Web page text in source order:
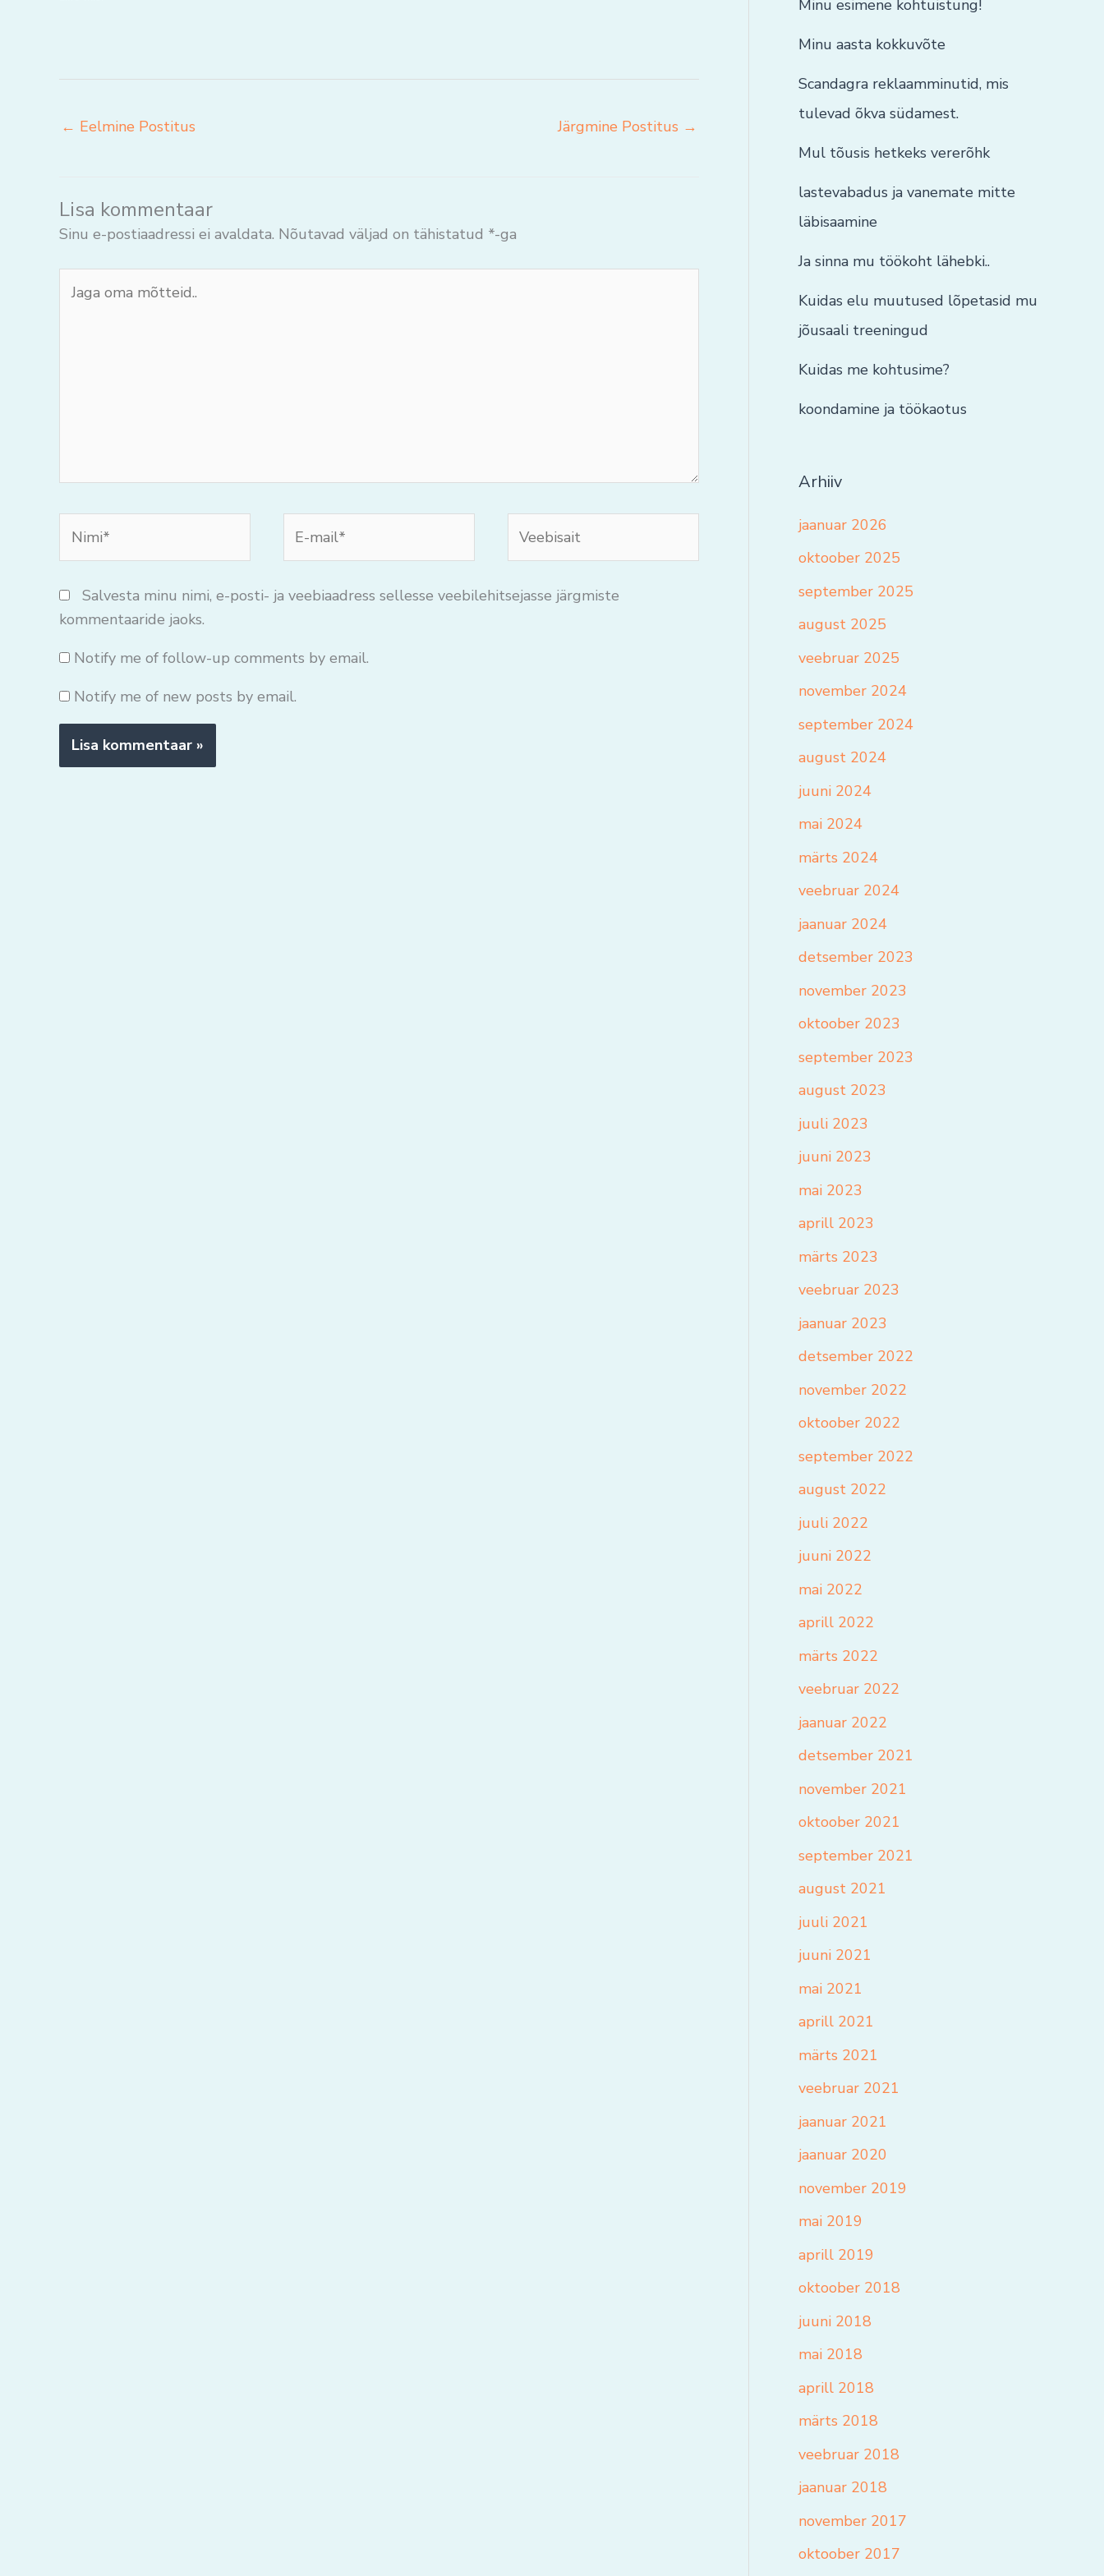
← Eelmine Postitus Järgmine Postitus →
Lisa kommentaar
Sinu e-postiaadressi ei avaldata. Nõutavad väljad on tähistatud *-ga
oma
mail*
Salvesta minu nimi, e-posti- ja veebiaadress sellesse veebilehitsejasse järgmiste
kommentaaride jaoks.
Notify me of follow-up comments by email.
Notify me of new posts by email.
Minu esimene kohtuistung!
Minu aasta kokkuvõte
Scandagra reklaamminutid, mis
tulevad õkva südamest.
Mul tõusis hetkeks vererõhk
lastevabadus ja vanemate mitte
läbisaamine
Ja sinna mu töökoht lähebki..
Kuidas elu muutused lõpetasid mu
jõusaali treeningud
Kuidas me kohtusime?
koondamine ja töökaotus
Arhiiv
jaanuar 2026
oktoober 2025
september 2025
august 2025
veebruar 2025
november 2024
september 2024
august 2024
juuni 2024
mai 2024
märts 2024
veebruar 2024
jaanuar 2024
detsember 2023
november 2023
oktoober 2023
september 2023
august 2023
juuli 2023
juuni 2023
mai 2023
aprill 2023
märts 2023
veebruar 2023
jaanuar 2023
detsember 2022
november 2022
oktoober 2022
september 2022
august 2022
juuli 2022
juuni 2022
mai 2022
aprill 2022
märts 2022
veebruar 2022
jaanuar 2022
detsember 2021
november 2021
oktoober 2021
september 2021
august 2021
juuli 2021
juuni 2021
mai 2021
aprill 2021
märts 2021
veebruar 2021
jaanuar 2021
jaanuar 2020
november 2019
mai 2019
aprill 2019
oktoober 2018
juuni 2018
mai 2018
aprill 2018
märts 2018
veebruar 2018
jaanuar 2018
november 2017
oktoober 2017